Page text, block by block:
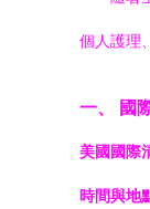
個人護理
一、 國
美國國際
時間與地